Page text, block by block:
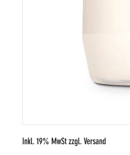
Inkl. 19% MwSt zzgl. Versand